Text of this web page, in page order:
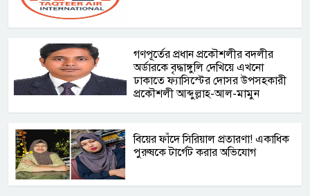
গণপূর্তের প্রধান প্রকৌশলীর বদলীর
অর্ডারকে বৃদ্ধাঙ্গুলি দেখিয়ে এখনো
ঢাকাতে ফ্যাসিস্টের দোসর উপসহকারী
প্রকৌশলী আব্দুল্লাহ-আল-মামুন
বিয়ের ফাঁদে সিরিয়াল প্রতারণা! একাধিক
পুরুষকে টার্গেট করার অভিযোগ